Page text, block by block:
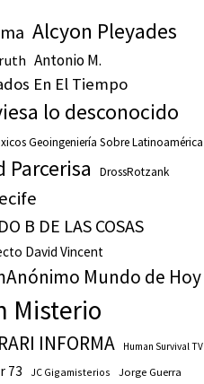
Alcyon Pleyades
Antonio M.
En El Tiempo
lo desconocido
Geoingeniería Sobre Latinoamérica
Parcerisa DrossRotzank
B DE LAS COSAS
David Vincent
Mundo de Hoy
Misterio
INFORMA Human Survival TV
73 JC Gigamisterios Jorge Guerra